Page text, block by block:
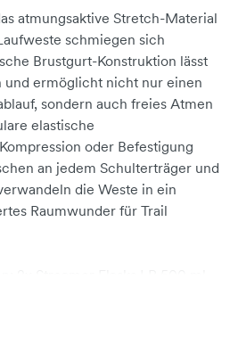
atmungsaktive Stretch-Material
schmiegen sich
Brustgurt-Konstruktion lässt
ermöglicht nicht nur einen
sondern auch freies Atmen
elastische
oder Befestigung
an jedem Schulterträger und
die Weste in ein
Raumwunder für Trail